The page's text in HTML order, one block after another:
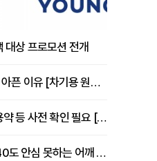
대상 프로모션 전개
허리 MRI는 정상인데 계속 아픈 이유 [차기용 원장 칼럼]
휴가철 건강검진, 금식·복용약 등 사전 확인 필요 [정도감 원장 칼럼]
"40대인데 오십견?"...3040도 안심 못하는 어깨 유착성 관절낭염